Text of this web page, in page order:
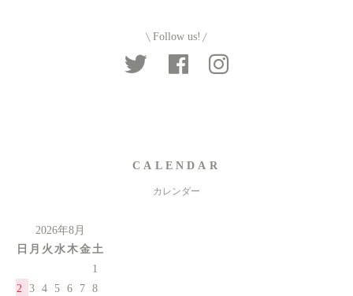
Follow us!
CALENDAR
カレンダー
2026年8月
日 月 火 水木金土
1
2 3 4 5 6 7 8